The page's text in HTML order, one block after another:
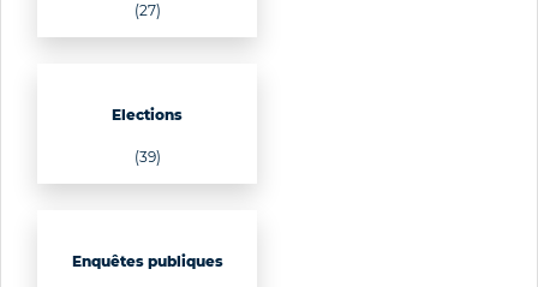
(27)
Elections
(39)
Enquêtes publiques